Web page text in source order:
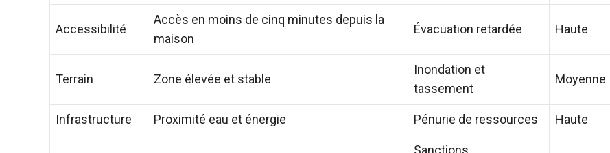
Accessibilité
Accès en moins de cinq minutes depuis la
maison
Évacuation retardée Haute
Terrain Zone élevée et stable
Inondation et
tassement
Moyenne
Infrastructure Proximité eau et énergie Pénurie de ressources Haute
Sanctions